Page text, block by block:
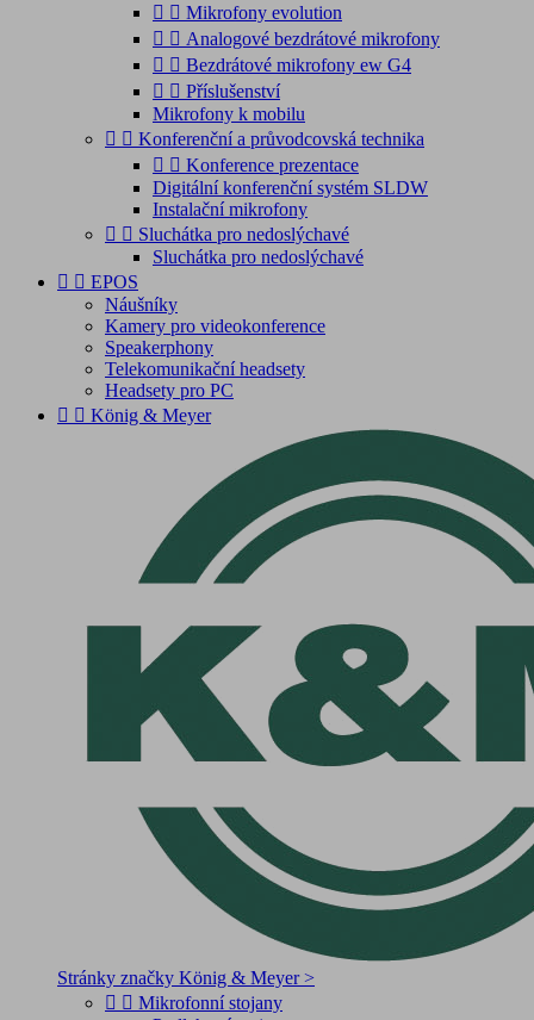
  Mikrofony evolution
  Analogové bezdrátové mikrofony
  Bezdrátové mikrofony ew G4
  Příslušenství
Mikrofony k mobilu
  Konferenční a průvodcovská technika
  Konference prezentace
Digitální konferenční systém SLDW
Instalační mikrofony
  Sluchátka pro nedoslýchavé
Sluchátka pro nedoslýchavé
  EPOS
Náušníky
Kamery pro videokonference
Speakerphony
Telekomunikační headsety
Headsety pro PC
  König & Meyer
Stránky značky König & Meyer >
  Mikrofonní stojany